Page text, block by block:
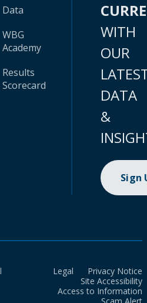
Data
WBG
Academy
Results
Scorecard
WITH
OUR
DATA
&
Sign
Legal
Privacy Notice
Site Accessibility
Access to Information